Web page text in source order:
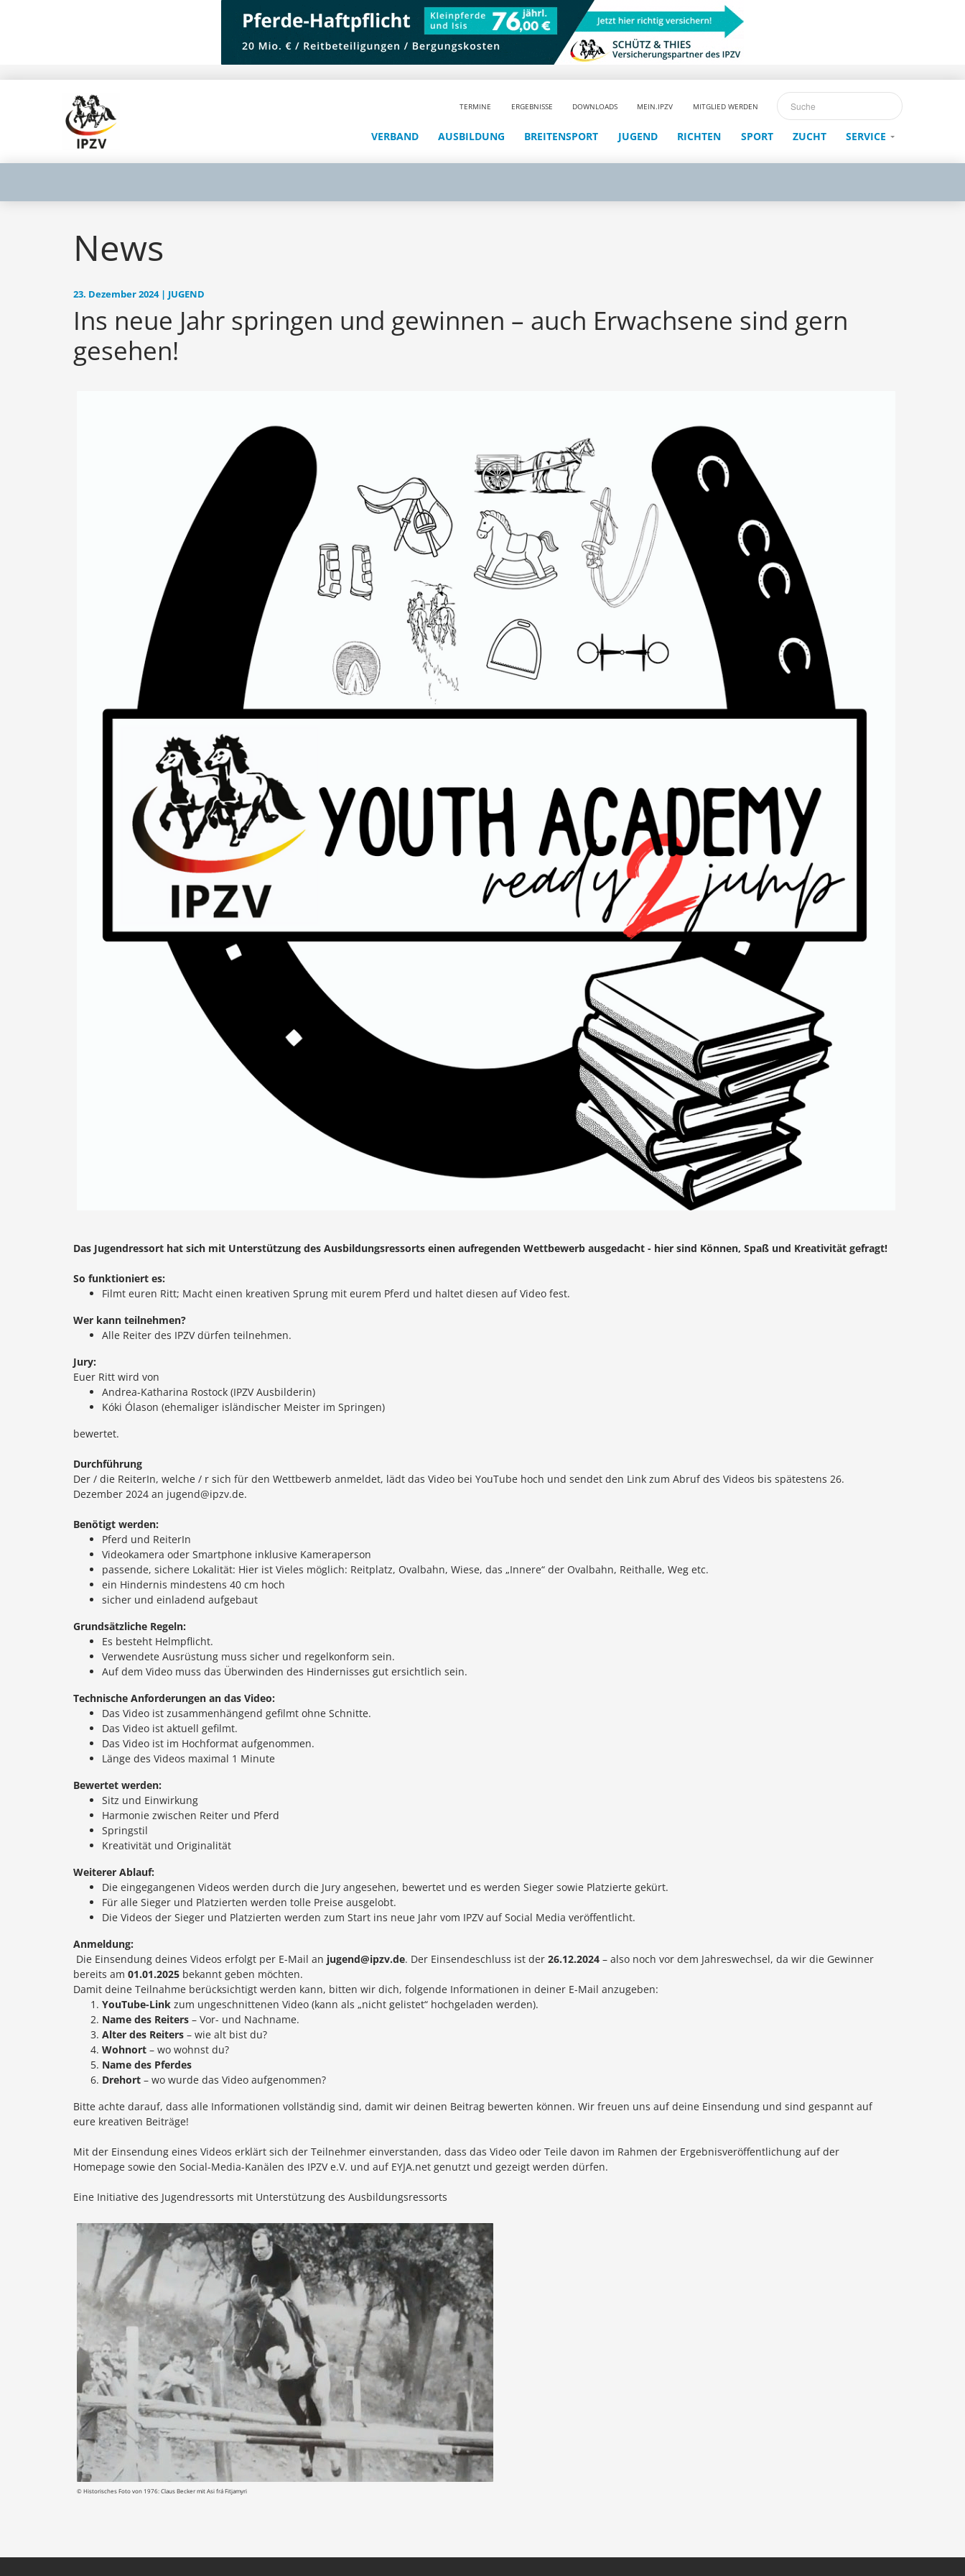
TERMINE ERGEBNISSE DOWNLOADS MEIN.IPZV MITGLIED WERDEN
VERBAND AUSBILDUNG BREITENSPORT JUGEND RICHTEN SPORT ZUCHT SERVICE
News
23. Dezember 2024 | JUGEND
Ins neue Jahr springen und gewinnen – auch Erwachsene sind gern
gesehen!
Das Jugendressort hat sich mit Unterstützung des Ausbildungsressorts einen aufregenden Wettbewerb ausgedacht - hier sind Können, Spaß und Kreativität gefragt!
So funktioniert es:
Filmt euren Ritt; Macht einen kreativen Sprung mit eurem Pferd und haltet diesen auf Video fest.
Wer kann teilnehmen?
Alle Reiter des IPZV dürfen teilnehmen.
Jury:
Euer Ritt wird von
Andrea-Katharina Rostock (IPZV Ausbilderin)
Kóki Ólason (ehemaliger isländischer Meister im Springen)
bewertet.
Durchführung
Der / die ReiterIn, welche / r sich für den Wettbewerb anmeldet, lädt das Video bei YouTube hoch und sendet den Link zum Abruf des Videos bis spätestens 26.
Dezember 2024 an jugend@ipzv.de.
Benötigt werden:
Pferd und ReiterIn
Videokamera oder Smartphone inklusive Kameraperson
passende, sichere Lokalität: Hier ist Vieles möglich: Reitplatz, Ovalbahn, Wiese, das „Innere“ der Ovalbahn, Reithalle, Weg etc.
ein Hindernis mindestens 40 cm hoch
sicher und einladend aufgebaut
Grundsätzliche Regeln:
Es besteht Helmpflicht.
Verwendete Ausrüstung muss sicher und regelkonform sein.
Auf dem Video muss das Überwinden des Hindernisses gut ersichtlich sein.
Technische Anforderungen an das Video:
Das Video ist zusammenhängend gefilmt ohne Schnitte.
Das Video ist aktuell gefilmt.
Das Video ist im Hochformat aufgenommen.
Länge des Videos maximal 1 Minute
Bewertet werden:
Sitz und Einwirkung
Harmonie zwischen Reiter und Pferd
Springstil
Kreativität und Originalität
Weiterer Ablauf:
Die eingegangenen Videos werden durch die Jury angesehen, bewertet und es werden Sieger sowie Platzierte gekürt.
Für alle Sieger und Platzierten werden tolle Preise ausgelobt.
Die Videos der Sieger und Platzierten werden zum Start ins neue Jahr vom IPZV auf Social Media veröffentlicht.
Anmeldung:
Die Einsendung deines Videos erfolgt per E-Mail an jugend@ipzv.de. Der Einsendeschluss ist der 26.12.2024 – also noch vor dem Jahreswechsel, da wir die Gewinner
bereits am 01.01.2025 bekannt geben möchten.
Damit deine Teilnahme berücksichtigt werden kann, bitten wir dich, folgende Informationen in deiner E-Mail anzugeben:
YouTube-Link zum ungeschnittenen Video (kann als „nicht gelistet“ hochgeladen werden).
Name des Reiters – Vor- und Nachname.
Alter des Reiters – wie alt bist du?
Wohnort – wo wohnst du?
Name des Pferdes
Drehort – wo wurde das Video aufgenommen?
Bitte achte darauf, dass alle Informationen vollständig sind, damit wir deinen Beitrag bewerten können. Wir freuen uns auf deine Einsendung und sind gespannt auf
eure kreativen Beiträge!
Mit der Einsendung eines Videos erklärt sich der Teilnehmer einverstanden, dass das Video oder Teile davon im Rahmen der Ergebnisveröffentlichung auf der
Homepage sowie den Social-Media-Kanälen des IPZV e.V. und auf EYJA.net genutzt und gezeigt werden dürfen.
Eine Initiative des Jugendressorts mit Unterstützung des Ausbildungsressorts
© Historisches Foto von 1976: Claus Becker mit Asi frá Fitjamyri